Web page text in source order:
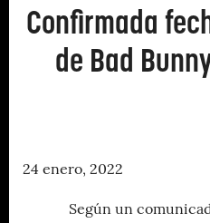
Confirmada
de Bad
24 enero, 2022
Según un